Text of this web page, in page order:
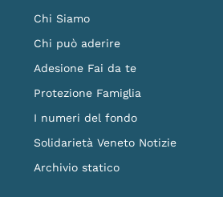
Chi Siamo
Chi può aderire
Adesione Fai da te
Protezione Famiglia
I numeri del fondo
Solidarietà Veneto Notizie
Archivio statico